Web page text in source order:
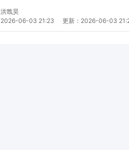
洪戬昊
2026-06-03 21:23 更新： 2026-06-03